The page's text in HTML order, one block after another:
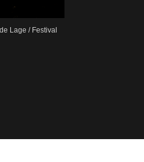
Lage / Festival